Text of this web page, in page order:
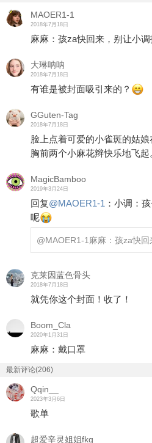
MAOER1-1
2018年7月18日
麻麻：孩za快回来，别让小调
大琳呐呐
2018年7月18日
有谁是被封面吸引来的？
GGuten-Tag
2018年7月18日
脸上点着可爱的小雀斑的姑
胸前两个小麻花辫快乐地飞起
MagicBamboo
2019年3月24日
回复@MAOER1-1 ： 小调：
呢
@MAOER1-1 麻麻：孩za快回
克莱因蓝色骨头
2018年7月18日
就凭你这个封面！收了！
Boom_Cla
2020年1月31日
麻麻：戴口罩
最新评论(206)
Qqin__
2023年3月6日
歌单
超爱辛灵姐姐fkg